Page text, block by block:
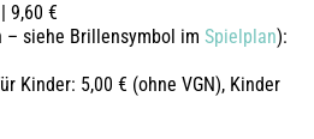
9,60 €
– siehe Brillensymbol im Spielplan):
Kinder: 5,00 € (ohne VGN), Kinder